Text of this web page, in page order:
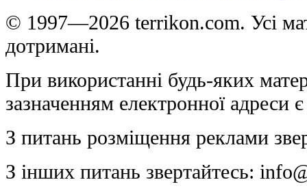
© 1997—2026 terrikon.com. Усі
дотримані.
При використанні будь-яких
зазначенням електронної адреси
З питань розміщення реклами
З інших питань звертайтесь: